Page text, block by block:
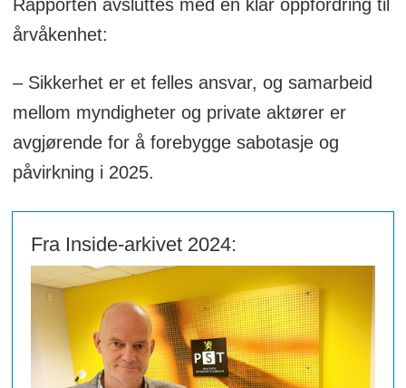
Rapporten avsluttes med en klar oppfordring til
årvåkenhet:
– Sikkerhet er et felles ansvar, og samarbeid
mellom myndigheter og private aktører er
avgjørende for å forebygge sabotasje og
påvirkning i 2025.
Fra Inside-arkivet 2024: